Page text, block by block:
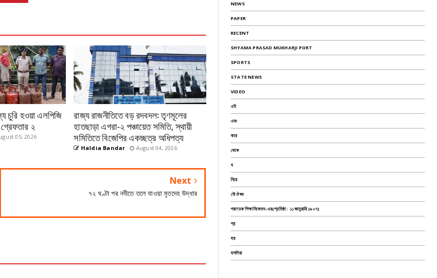
চুরি হওয়া এলপিজি
গ্রেফতার ২
05, 2026
রাজ্য রাজনীতিতে বড় রদবদল: তৃণমূলের
হাতছাড়া এগরা-২ পঞ্চায়েত সমিতি, স্থায়ী
সমিতিতে বিজেপির একচ্ছত্র অধিপত্য
Haldia Bandar August 04, 2026
Next
৭২ ঘণ্টা পর নদীতে তলে যাওয়া মৃতদেহ উদ্ধার
NEWS
PAPER
RECENT
SHYAMA PRASAD MUKHARJI PORT
SPORTS
STATE NEWS
VIDEO
এই
এবং
করে
থেকে
ধ
নিয়ে
নৌ ঔষধ
পরাণচক শিক্ষানিকেতন-এর(প্রতিষ্ঠা : ১১ জানুয়ারি ১৯০৭)
প্র
হয়
হলদিয়া